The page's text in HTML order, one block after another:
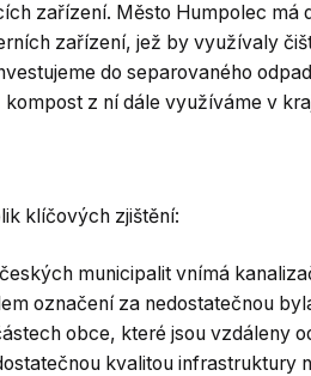
zařízení. Město Humpolec má
zařízení, jež by využívaly
do separovaného
z ní dále využíváme v
klíčových zjištění:
municipalit vnímá
označení za nedostatečnou
obce, které jsou vzdáleny
kvalitou infrastruktury